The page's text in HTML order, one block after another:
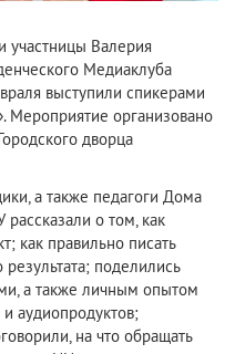
участницы Валерия
Медиаклуба
выступили спикерами
Мероприятие организовано
дворца
а также педагоги Дома
рассказали о том, как
как правильно писать
поделились
а также личным опытом
аудиопродуктов;
на что обращать